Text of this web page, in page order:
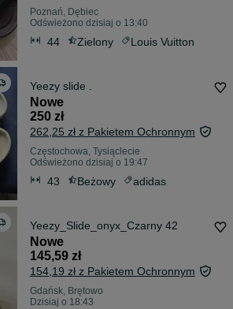
Poznań, Dębiec
Odświeżono dzisiaj o 13:40
44 Zielony Louis Vuitton
Yeezy slide .
Nowe
250 zł
262,25 zł z Pakietem Ochronnym
Częstochowa, Tysiąclecie
Odświeżono dzisiaj o 19:47
43 Beżowy adidas
Yeezy_Slide_onyx_Czarny 42
Nowe
145,59 zł
154,19 zł z Pakietem Ochronnym
Gdańsk, Brętowo
Dzisiaj o 18:43